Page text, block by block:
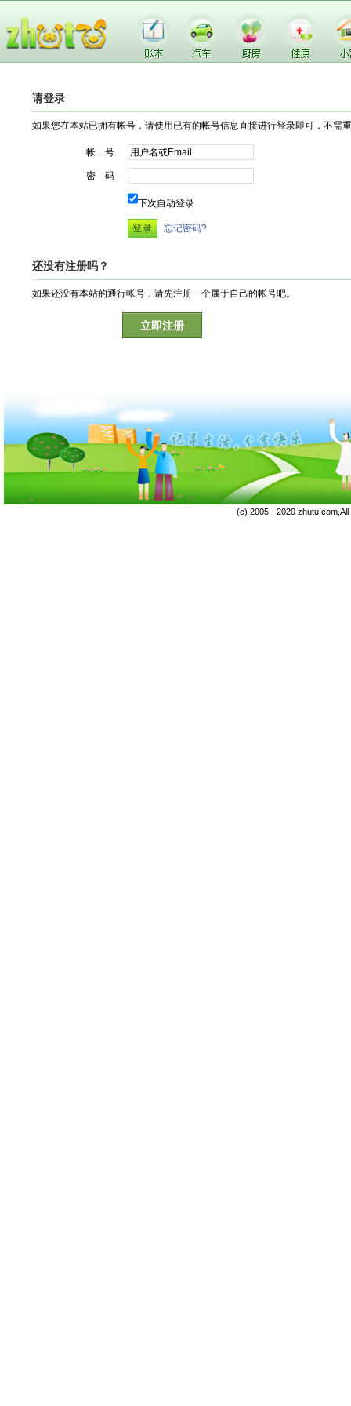
请登录
如果您在本站已拥有帐号，请使用已有的帐号信息直接进行登录即可，不需
帐 号
密 码
下次自动登录
忘记密码?
还没有注册吗？
如果还没有本站的通行帐号，请先注册一个属于自己的帐号吧。
立即注册
(c) 2005 - 2020